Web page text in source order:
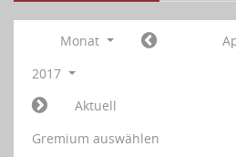
Monat
2017
Aktuell
Gremium auswählen